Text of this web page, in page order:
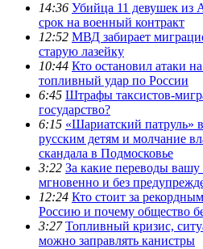
14:36 Убийца 11 девушек из
срок на военный контракт
12:52 МВД забирает
старую лазейку
10:44 Кто остановил атаки
топливный удар по России
6:45 Штрафы таксистов-
государство?
6:15 «Шариатский патруль»
русским детям и молчание
скандала в Подмосковье
3:22 За какие переводы вашу
мгновенно и без
12:24 Кто стоит за
Россию и почему общество
3:27 Топливный кризис,
можно заправлять канистры